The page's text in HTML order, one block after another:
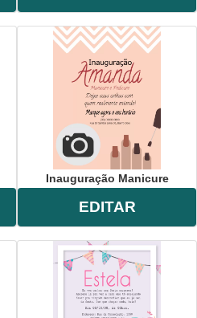
Inauguração Manicure
EDITAR